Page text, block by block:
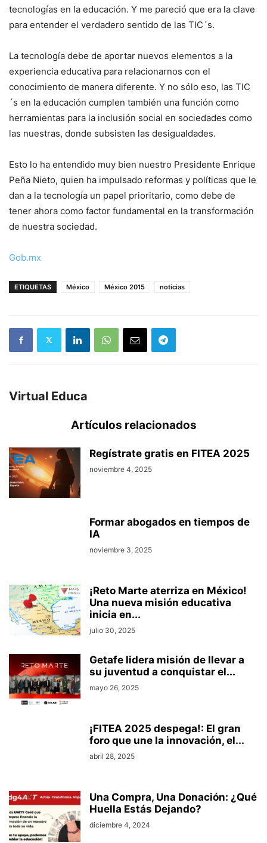
tecnologías en la educación. Y me pareció que era la clave
para entender el verdadero sentido de las TIC´s.
La tecnología debe de aportar nuevos elementos a la
experiencia educativa para relacionarnos con el
conocimiento de manera diferente. Y no sólo eso, las TIC
´s en la educación cumplen también una función como
herramientas para la inclusión social en sociedades como
las nuestras, donde subsisten las desigualdades.
Esto lo ha entendido muy bien nuestro Presidente Enrique
Peña Nieto, quien ha impulsado reformas y políticas que le
dan a la tecnología un papel prioritario, como debe de
tener ahora como factor fundamental en la transformación
de nuestra sociedad.
Gob.mx
ETIQUETAS México México 2015 noticias
Virtual Educa
Artículos relacionados
Regístrate gratis en FITEA 2025
noviembre 4, 2025
Formar abogados en tiempos de
IA
noviembre 3, 2025
¡Reto Marte aterriza en México!
Una nueva misión educativa
inicia en...
julio 30, 2025
Getafe lidera misión de llevar a
su juventud a conquistar el...
mayo 26, 2025
¡FITEA 2025 despega!: El gran
foro que une la innovación, el...
abril 28, 2025
Una Compra, Una Donación: ¿Qué
Huella Estás Dejando?
diciembre 4, 2024